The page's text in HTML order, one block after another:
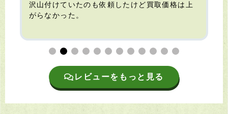
沢山付けていたのも依頼したけど買取価格は上
がらなかった。
レビューをもっと見る